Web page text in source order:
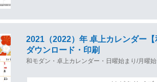
2021（2022）年 卓上カレンダー
ダウンロード・印刷
和モダン・卓上カレンダー・日曜始まり/月曜始